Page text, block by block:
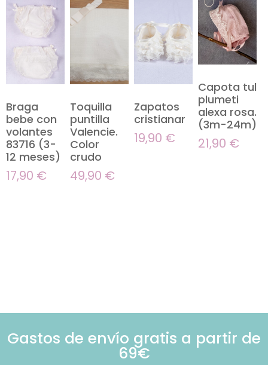
Braga
bebe con
volantes
83716 (3-
12 meses)
17,90 €
Capota tul
plumeti
alexa rosa.
(3m-24m)
21,90 €
Toquilla
puntilla
Valencie.
Color
crudo
49,90 €
Zapatos
cristianar
19,90 €
Gastos de envío gratis a partir de
69€